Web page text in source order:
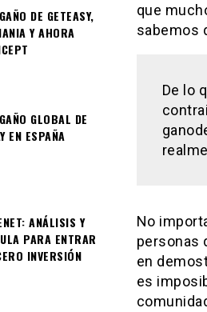
que
sabemos
De lo
No
personas
en
es
DE GETEASY,
Y AHORA
GLOBAL DE
EN ESPAÑA
ANÁLISIS Y
PARA ENTRAR
INVERSIÓN